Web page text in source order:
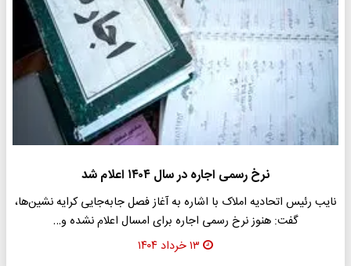
نرخ رسمی اجاره در سال ۱۴۰۴ اعلام شد
نایب رئیس اتحادیه املاک با اشاره به آغاز فصل جابه‌جایی کرایه نشین‌ها،
گفت: هنوز نرخ رسمی اجاره برای امسال اعلام نشده و…
۱۳ خرداد ۱۴۰۴